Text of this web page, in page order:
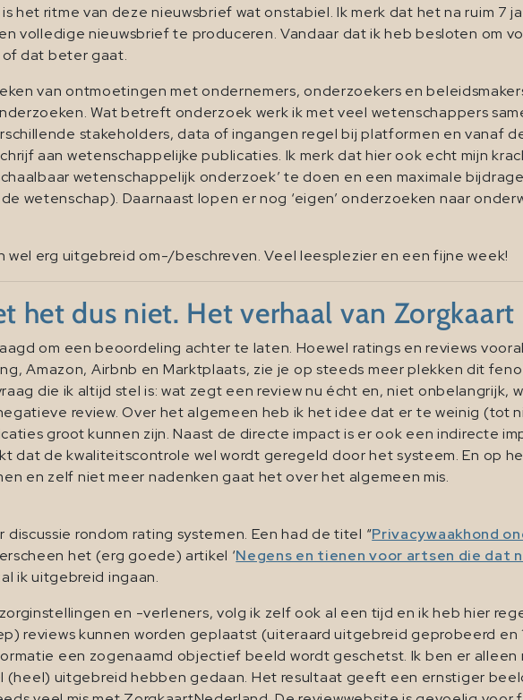
het ritme van deze nieuwsbrief wat onstabiel. Ik merk dat het na ruim 7
volledige nieuwsbrief te produceren. Vandaar dat ik heb besloten om
of dat beter gaat.
van ontmoetingen met ondernemers, onderzoekers en
Wat betreft onderzoek werk ik met veel wetenschappers
stakeholders, data of ingangen regel bij platformen en vanaf
aan wetenschappelijke publicaties. Ik merk dat hier ook echt mijn
wetenschappelijk onderzoek’ te doen en een maximale
wetenschap). Daarnaast lopen er nog ‘eigen’ onderzoeken naar
wel erg uitgebreid om-/beschreven. Veel leesplezier en een fijne week!
het dus niet. Het verhaal van
om een beoordeling achter te laten. Hoewel ratings en reviews
Amazon, Airbnb en Marktplaats, zie je op steeds meer plekken dit
die ik altijd stel is: wat zegt een review nu écht en, niet onbelangrijk,
review. Over het algemeen heb ik het idee dat er te weinig (tot
groot kunnen zijn. Naast de directe impact is er ook een indirecte
dat de kwaliteitscontrole wel wordt geregeld door het systeem. En op
en zelf niet meer nadenken gaat het over het algemeen mis.
rondom rating systemen. Een had de titel “Privacywaakhond
het (erg goede) artikel ‘Negens en tienen voor artsen die dat
ik uitgebreid ingaan.
en -verleners, volg ik zelf ook al een tijd en ik heb hier
reviews kunnen worden geplaatst (uiteraard uitgebreid geprobeerd en
een zogenaamd objectief beeld wordt geschetst. Ik ben er alleen
(heel) uitgebreid hebben gedaan. Het resultaat geeft een ernstiger